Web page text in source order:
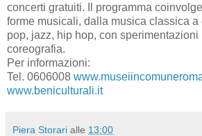
concerti gratuiti. Il programma
forme musicali, dalla musica classica a
pop, jazz, hip hop, con
coreografia.
Per informazioni:
Tel. 0606008
www.beniculturali.it
Piera Storari alle 13:00